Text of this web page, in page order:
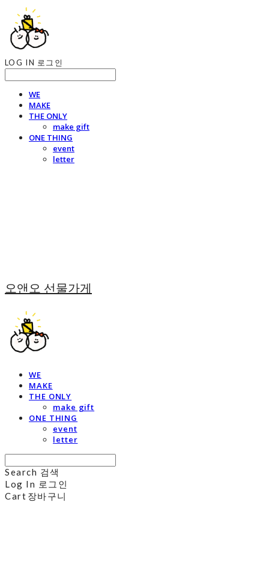
LOG IN 로그인
WE
MAKE
THE ONLY
make gift
ONE THING
event
letter
오앤오 선물가게
WE
MAKE
THE ONLY
make gift
ONE THING
event
letter
Search 검색
Log In 로그인
Cart 장바구니